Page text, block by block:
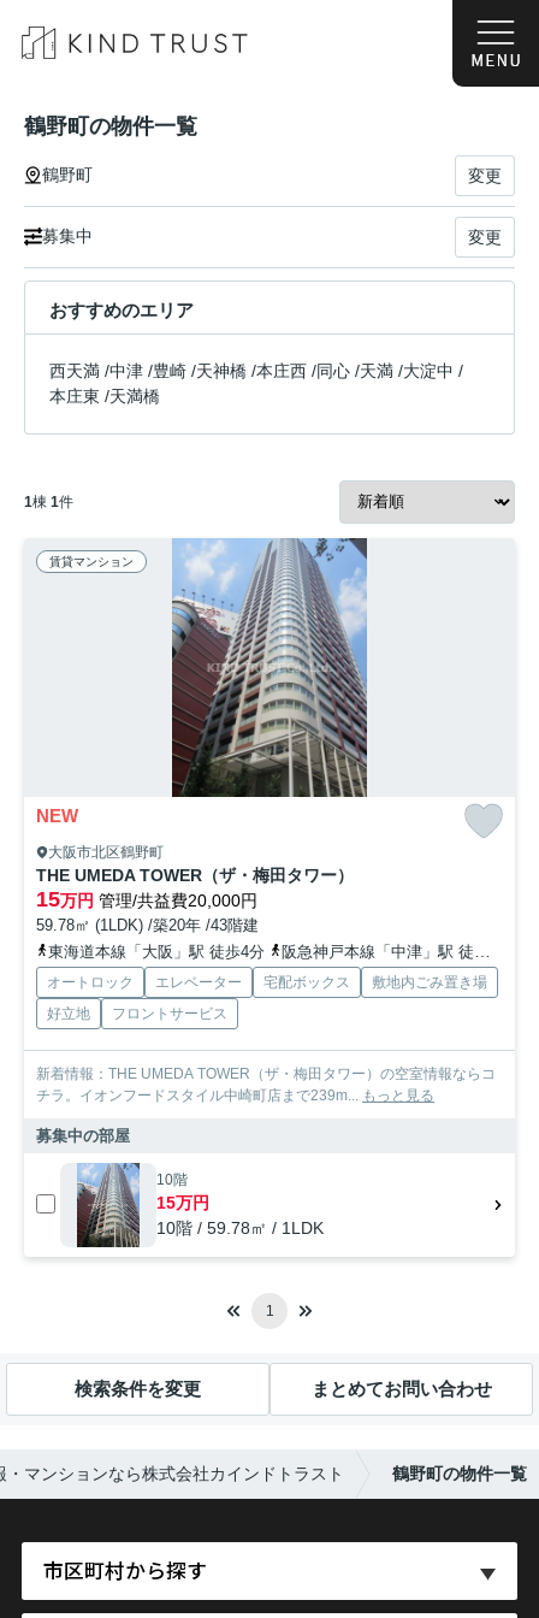
鶴野町の物件一覧
鶴野町 変更
募集中 変更
おすすめのエリア
西天満 /中津 /豊崎 /天神橋 /本庄西 /同心 /天満 /大淀中 /
本庄東 /天満橋
1棟 1件
賃貸マンション
NEW
大阪市北区鶴野町
THE UMEDA TOWER（ザ・梅田タワー）
15万円 管理/共益費20,000円
59.78㎡ (1LDK) /築20年 /43階建
東海道本線「大阪」駅 徒歩4分
阪急神戸本線「中津」駅 徒歩12分
オートロック エレベーター 宅配ボックス
敷地内ごみ置き場
好立地
フロントサービス
新着情報：THE UMEDA TOWER（ザ・梅田タワー）の空室情報ならコ
チラ。イオンフードスタイル中崎町店まで239m...
もっと見る
募集中の部屋
10階
15万円
10階 / 59.78㎡ / 1LDK
1
検索条件を変更 まとめてお問い合わせ
マンションなら株式会社カインドトラスト 鶴野町の物件一覧
市区町村から探す